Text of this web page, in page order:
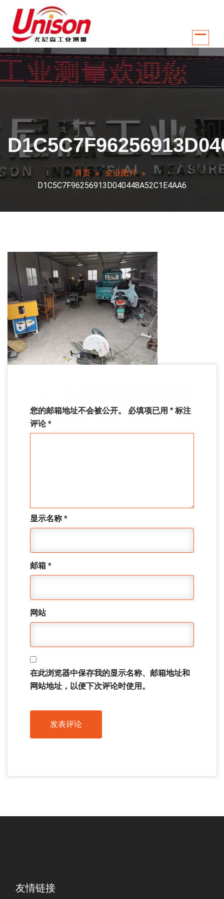
江苏南京尤尼森工业测量控制系统有限公司是国内较早从事温控行业自动
首页
企业图片
D1C5C7F96256913D040448A52C1E4AA6
您的邮箱地址不会被公开。 必填项已用 * 标注
评论*
显示名称*
邮箱 *
网站
在此浏览器中保存我的显示名称、邮箱地址和
网站地址，以便下次评论时使用。
友情链接